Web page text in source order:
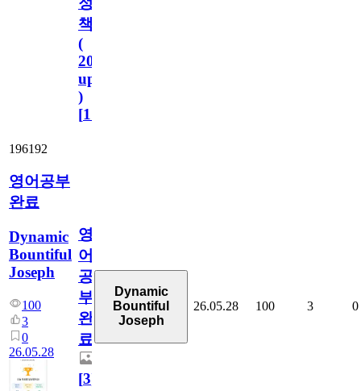
책
(
2023.11.1
update
)
[110
196192
영어공부
완료
Dynamic
Bountiful
Joseph
100
3
0
26.05.28
영
어
공
부
완
료
[3]
Dynamic
Bountiful
Joseph
26.05.28 100 3 0